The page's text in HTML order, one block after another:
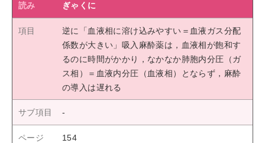
ぎゃくに
逆に「血液相に溶け込みやすい＝血液ガス分配
係数が大きい」吸入麻酔薬は，血液相が飽和す
るのに時間がかかり，なかなか肺胞内分圧（ガ
ス相）＝血液内分圧（血液相）とならず，麻酔
の導入は遅れる
154